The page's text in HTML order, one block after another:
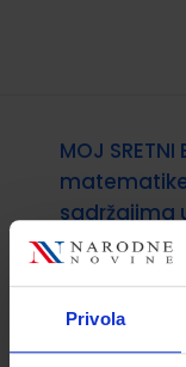
Privola
MOJ
sadržajima
škole
Šifra
Autor(i):